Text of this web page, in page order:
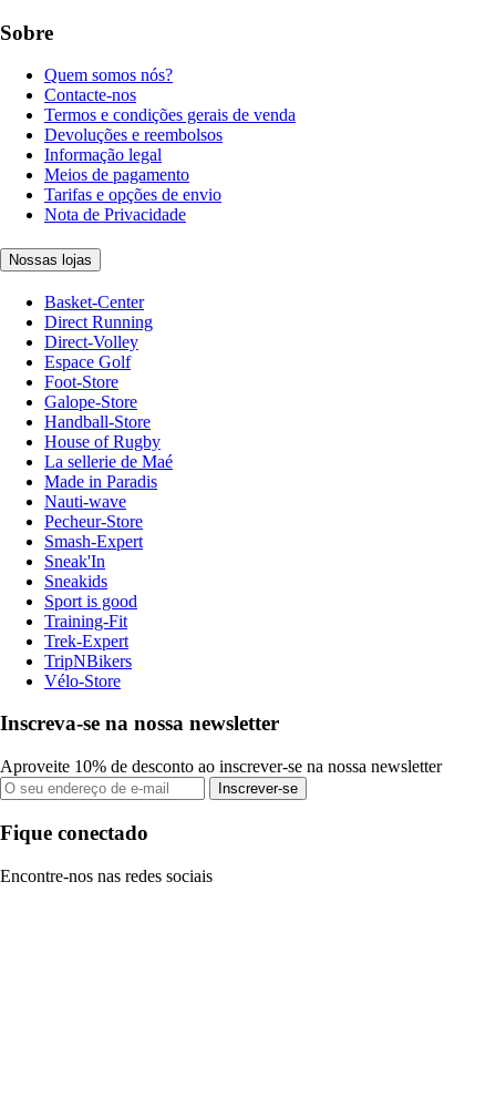
Sobre
Quem somos nós?
Contacte-nos
Termos e condições gerais de venda
Devoluções e reembolsos
Informação legal
Meios de pagamento
Tarifas e opções de envio
Nota de Privacidade
Nossas lojas
Basket-Center
Direct Running
Direct-Volley
Espace Golf
Foot-Store
Galope-Store
Handball-Store
House of Rugby
La sellerie de Maé
Made in Paradis
Nauti-wave
Pecheur-Store
Smash-Expert
Sneak'In
Sneakids
Sport is good
Training-Fit
Trek-Expert
TripNBikers
Vélo-Store
Inscreva-se na nossa newsletter
Aproveite 10% de desconto ao inscrever-se na nossa newsletter
Inscrever-se
Fique conectado
Encontre-nos nas redes sociais